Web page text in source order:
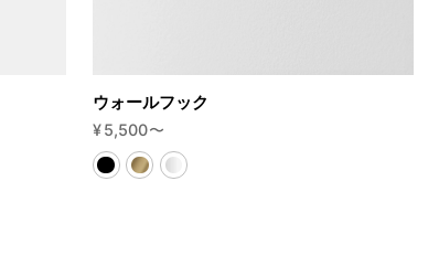
ウォールフック
¥5,500〜